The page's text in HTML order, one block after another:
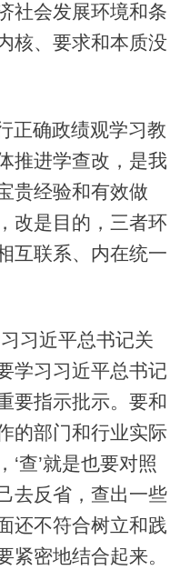
社会发展环境和条
核、要求和本质没
正确政绩观学习教
推进学查改，是我
贵经验和有效做
改是目的，三者环
互联系、内在统一
习近平总书记关
学习习近平总书记
要指示批示。要和
的部门和行业实际
查’就是也要对照
去反省，查出一些
还不符合树立和践
紧密地结合起来。